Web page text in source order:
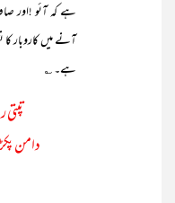
ہے کہ آئو !اور
آنے میں کاروبار
ہے۔ ؎
دامن